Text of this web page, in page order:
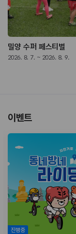
밀양 수퍼 페스티벌
2026. 8. 7. ~ 2026. 8. 9.
이벤트
진행중